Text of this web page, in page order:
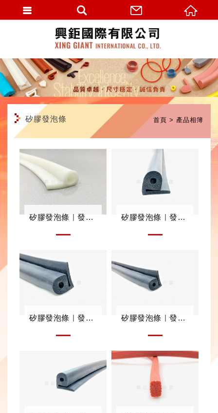
首頁 產品相簿
矽膠發泡條
矽膠發泡條｜發泡迫緊條 矽膠發泡條｜發泡迫緊條
矽膠發泡條｜發泡迫緊條 矽膠發泡條｜發泡迫緊條
繁體中文